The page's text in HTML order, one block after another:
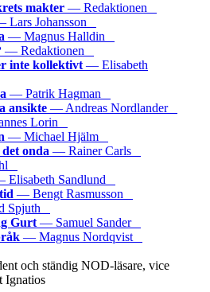
makter — Redaktionen
Lars Johansson
— Magnus Halldin
— Redaktionen
inte kollektivt — Elisabeth
— Patrik Hagman
ansikte — Andreas Nordlander
Lorin
— Michael Hjälm
onda — Rainer Carls
Elisabeth Sandlund
— Bengt Rasmusson
Spjuth
Gurt — Samuel Sander
— Magnus Nordqvist
och ständig NOD-läsare, vice
Ignatios